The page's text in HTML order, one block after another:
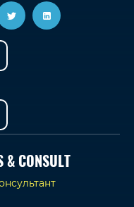
CONSULT